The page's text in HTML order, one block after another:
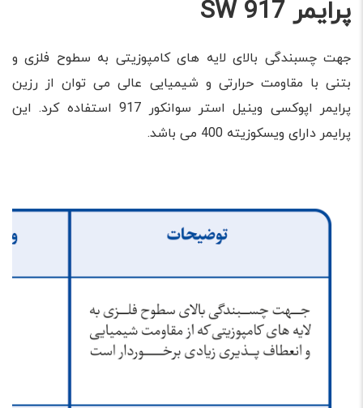
پرایمر SW 917
جهت چسبندگی بالای لایه های کامپوزیتی به سطوح فلزی و
بتنی با مقاومت حرارتی و شیمیایی عالی می توان از رزین
پرایمر اپوکسی وینیل استر سوانکور 917 استفاده کرد. این
پرایمر دارای ویسکوزیته 400 می باشد.